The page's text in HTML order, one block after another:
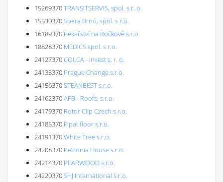
15269370TRANSITSERVIS, spol. s r. o.
15530370Spera Brno, spol. s r.o.
16189370 Pekařství na Ročkově s.r.o.
18828370 MEDICS spol. s r.o.
24127370COLCA - invest s. r. o.
24133370 Prague Change s.r.o.
24156370STEANBEST s.r.o.
24162370AFB - Roofs, s.r.o.
24179370 Rotor Clip Czech s.r.o.
24185370 Fipat floor s.r.o.
24191370White Tree s.r.o.
24208370 Petronia House s.r.o.
24214370 PEARWOOD s.r.o.
24220370SHJ International s.r.o.